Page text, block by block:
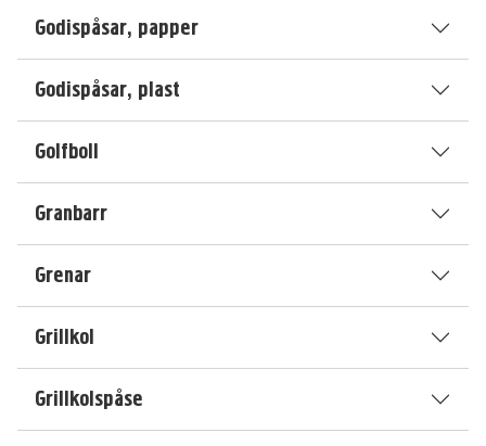
Godispåsar, papper
Godispåsar, plast
Golfboll
Granbarr
Grenar
Grillkol
Grillkolspåse